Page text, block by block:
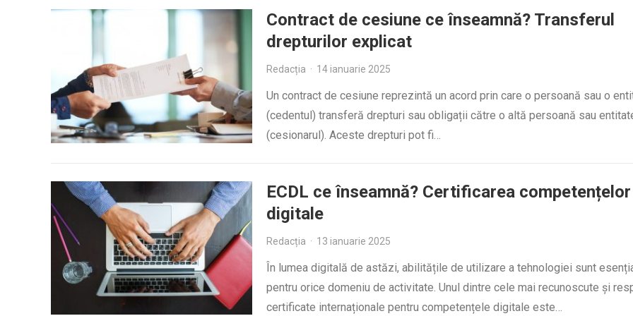
Contract de cesiune ce înseamnă? Transferul
drepturilor explicat
Redacția · 14 ianuarie 2025
Un contract de cesiune reprezintă un acord prin care o persoană sau o
(cedentul) transferă drepturi sau obligații către o altă persoană sau
(cesionarul). Aceste drepturi pot fi…
ECDL ce înseamnă? Certificarea competențelor
digitale
Redacția · 13 ianuarie 2025
În lumea digitală de astăzi, abilitățile de utilizare a tehnologiei sunt
pentru orice domeniu de activitate. Unul dintre cele mai recunoscute și
certificate internaționale pentru competențele digitale este…